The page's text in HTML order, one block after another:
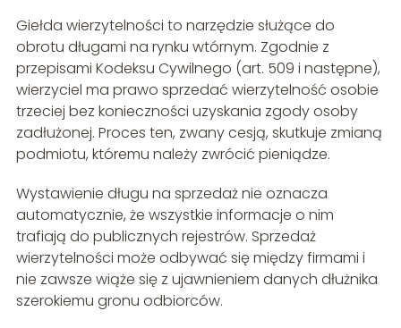
Giełda wierzytelności to narzędzie służące do
obrotu długami na rynku wtórnym. Zgodnie z
przepisami Kodeksu Cywilnego (art. 509 i następne),
wierzyciel ma prawo sprzedać wierzytelność osobie
trzeciej bez konieczności uzyskania zgody osoby
zadłużonej. Proces ten, zwany cesją, skutkuje zmianą
podmiotu, któremu należy zwrócić pieniądze.
Wystawienie długu na sprzedaż nie oznacza
automatycznie, że wszystkie informacje o nim
trafiają do publicznych rejestrów. Sprzedaż
wierzytelności może odbywać się między firmami i
nie zawsze wiąże się z ujawnieniem danych dłużnika
szerokiemu gronu odbiorców.